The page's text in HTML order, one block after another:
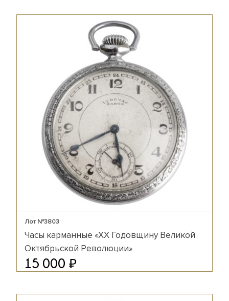
Лот №3803
Часы карманные «ХХ Годовщину Великой
Октябрьской Революции»
15 000 ₽